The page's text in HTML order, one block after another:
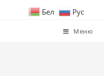
Меню
Бел Рус